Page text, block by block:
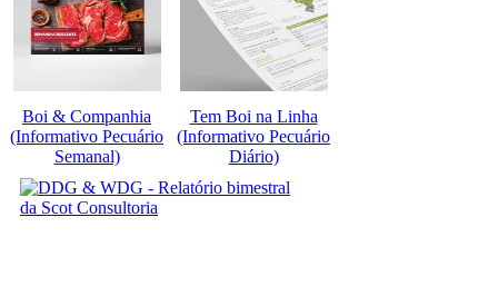
Boi & Companhia
(Informativo Pecuário
Semanal)
Tem Boi na Linha
(Informativo Pecuário
Diário)